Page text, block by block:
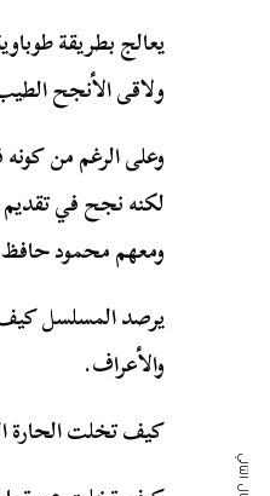
يعالج بطريقة
ولاقى الأنجح
وعلى الرغم من
لكنه نجح في تقديم
ومعهم محمود حافظ
يرصد المسلسل كيف
والأعراف.
كيف تخلت الحارة